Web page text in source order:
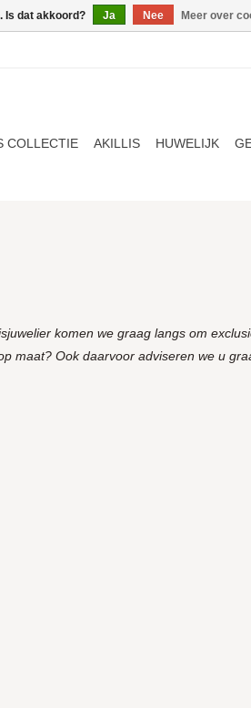
COLLECTIE AKILLIS HUWELIJK
komen we graag langs om
maat? Ook daarvoor adviseren we u
Is dat akkoord? Ja Nee Meer over